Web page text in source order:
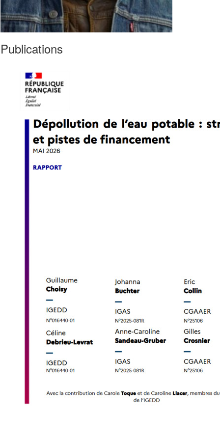
Publications